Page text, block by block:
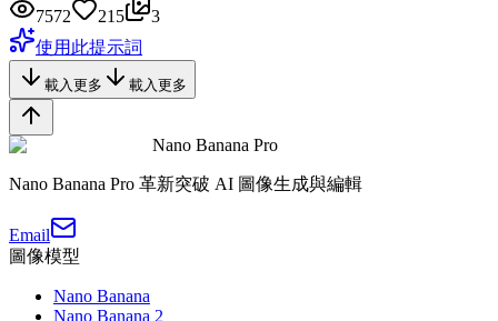
7572
215
3
使用此提示詞
載入更多 載入更多
Nano Banana Pro
Nano Banana Pro 革新突破 AI 圖像生成與編輯
Email
圖像模型
Nano Banana
Nano Banana 2